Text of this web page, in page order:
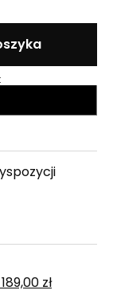
189,00 zł